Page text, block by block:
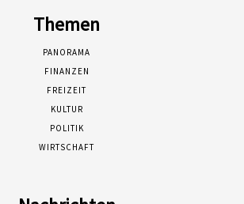
Themen
PANORAMA
FINANZEN
FREIZEIT
KULTUR
POLITIK
WIRTSCHAFT